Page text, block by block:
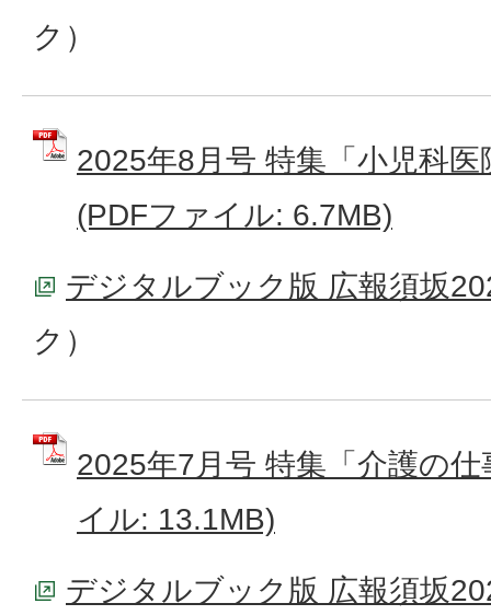
ク）
2025年8月号 特集「小児科
(PDFファイル: 6.7MB)
デジタルブック版 広報須坂
ク）
2025年7月号 特集「介護の
イル: 13.1MB)
デジタルブック版 広報須坂